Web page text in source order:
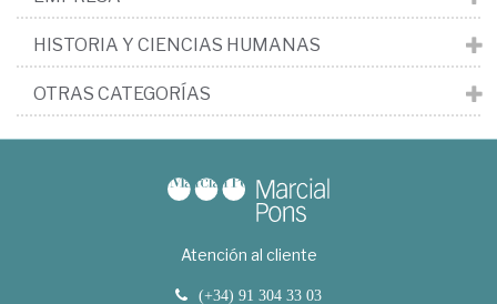
HISTORIA Y CIENCIAS HUMANAS
OTRAS CATEGORÍAS
Atención al cliente
(+34) 91 304 33 03